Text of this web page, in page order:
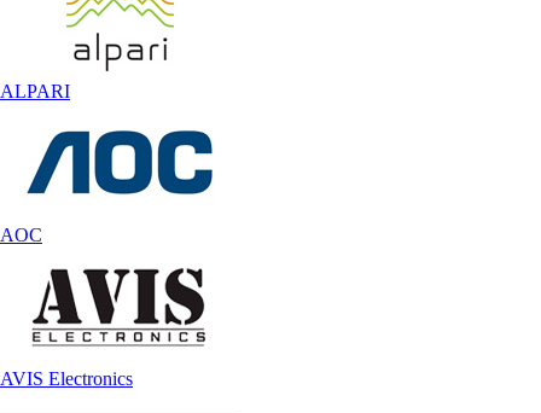
ALPARI
AOC
AVIS Electronics